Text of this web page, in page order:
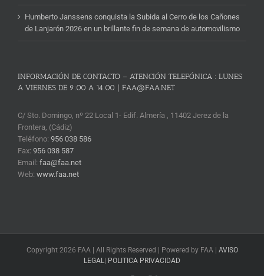
Humberto Janssens conquista la Subida al Cerro de los Cañones
de Lanjarón 2026 en un brillante fin de semana de automovilismo
INFORMACIÓN DE CONTACTO – ATENCIÓN TELEFÓNICA : LUNES
A VIERNES DE 9:00 A 14:00 | FAA@FAA.NET
C/ Sto. Domingo, nº 22 Local 1- Edif. Almería , 11402 Jerez de la
Frontera, (Cádiz)
Teléfono: 956 038 586
Fax: 956 038 587
Email: faa@faa.net
Web: www.faa.net
Copyright 2026 FAA | All Rights Reserved | Powered by FAA | AVISO
LEGAL | POLITICA PRIVACIDAD